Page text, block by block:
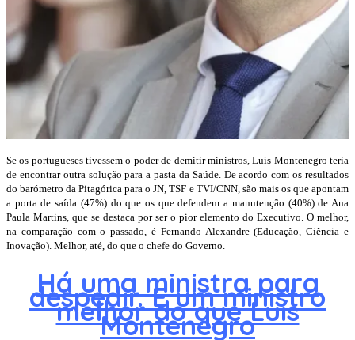
Se os portugueses tivessem o poder de demitir ministros, Luís Montenegro teria
de encontrar outra solução para a pasta da Saúde. De acordo com os resultados
do barómetro da Pitagórica para o JN, TSF e TVI/CNN, são mais os que apontam
a porta de saída (47%) do que os que defendem a manutenção (40%) de Ana
Paula Martins, que se destaca por ser o pior elemento do Executivo. O melhor,
na comparação com o passado, é Fernando Alexandre (Educação, Ciência e
Inovação). Melhor, até, do que o chefe do Governo.
Há uma ministra para
despedir. E um ministro
melhor do que Luís
Montenegro